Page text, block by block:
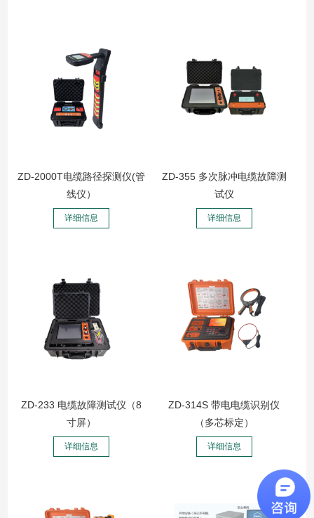
ZD-2000T电缆路径探测仪(管
线仪）
详细信息
ZD-355 多次脉冲电缆故障测
试仪
详细信息
ZD-233 电缆故障测试仪（8
寸屏）
详细信息
ZD-314S 带电电缆识别仪
（多芯标定）
详细信息